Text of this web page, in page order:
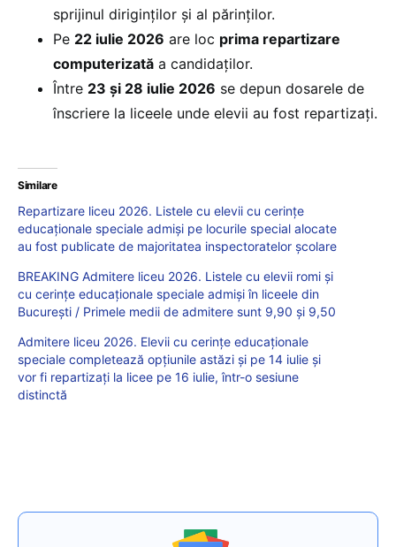
sprijinul diriginților și al părinților.
Pe 22 iulie 2026 are loc prima repartizare
computerizată a candidaților.
Între 23 și 28 iulie 2026 se depun dosarele de
înscriere la liceele unde elevii au fost repartizați.
Similare
Repartizare liceu 2026. Listele cu elevii cu cerințe
educaționale speciale admiși pe locurile special alocate
au fost publicate de majoritatea inspectoratelor școlare
BREAKING Admitere liceu 2026. Listele cu elevii romi și
cu cerințe educaționale speciale admiși în liceele din
București / Primele medii de admitere sunt 9,90 și 9,50
Admitere liceu 2026. Elevii cu cerințe educaționale
speciale completează opțiunile astăzi și pe 14 iulie și
vor fi repartizați la licee pe 16 iulie, într-o sesiune
distinctă